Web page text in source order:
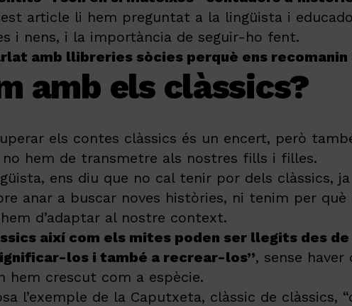
article li hem preguntat a la lingüista i
i nens, i la importància de seguir-ho fent.
amb llibreries sòcies perquè ens
amb els clàssics?
els contes clàssics és un encert, però
hem de transmetre als nostres fills i filles.
ens diu que no cal tenir por dels clàssics,
anar a buscar noves històries, ni tenim per
d’adaptar al nostre context.
així com els mites poden ser llegits des
los i també a recrear-los”, sense haver
hem crescut com a espècie.
l’exemple de la Caputxeta, clàssic de clàssics,